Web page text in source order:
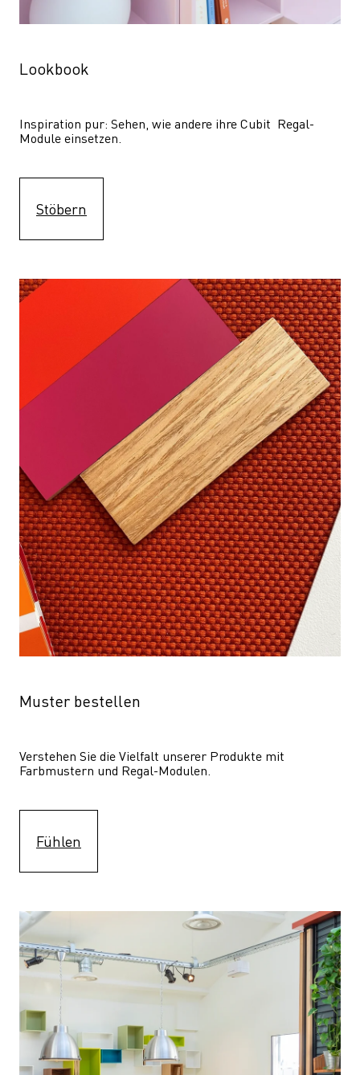
Lookbook
Inspiration pur: Sehen, wie andere ihre Cubit  Regal-
Module einsetzen.
Stöbern
Muster bestellen
Verstehen Sie die Vielfalt unserer Produkte mit
Farbmustern und Regal-Modulen.
Fühlen